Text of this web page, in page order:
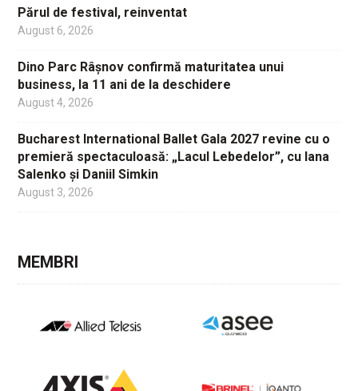
Părul de festival, reinventat
August 6, 2026
Dino Parc Râșnov confirmă maturitatea unui
business, la 11 ani de la deschidere
August 4, 2026
Bucharest International Ballet Gala 2027 revine cu o
premieră spectaculoasă: „Lacul Lebedelor”, cu Iana
Salenko și Daniil Simkin
August 3, 2026
MEMBRI